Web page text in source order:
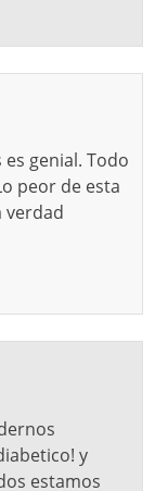
genial. Todo
peor de esta
verdad
y
estamos